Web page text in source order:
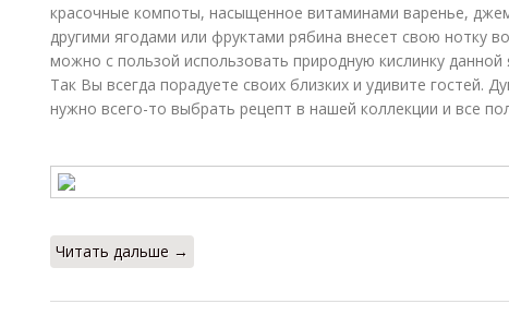
красочные компоты, насыщенное витаминами варенье,
другими ягодами или фруктами рябина внесет свою нотку
можно с пользой использовать природную кислинку данной
Так Вы всегда порадуете своих близких и удивите гостей.
нужно всего-то выбрать рецепт в нашей коллекции и все
Читать дальше →